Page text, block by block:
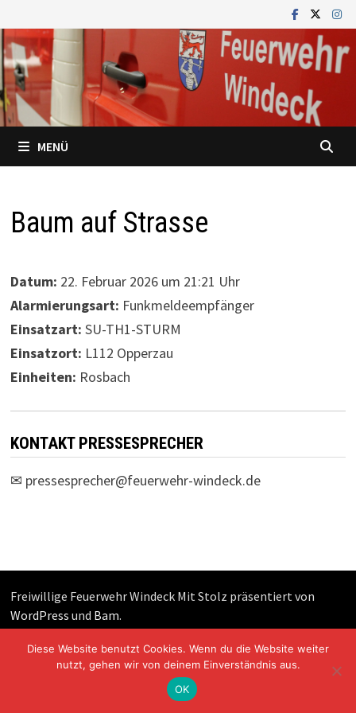
Inhalt
springen
MENÜ
Baum auf Strasse
Datum: 22. Februar 2026 um 21:21 Uhr
Alarmierungsart: Funkmeldeempfänger
Einsatzart: SU-TH1-STURM
Einsatzort: L112 Opperzau
Einheiten: Rosbach
KONTAKT PRESSESPRECHER
✉ pressesprecher@feuerwehr-windeck.de
Freiwillige Feuerwehr Windeck Mit Stolz präsentiert von
WordPress und Bam.
Diese Website benutzt Cookies. Wenn du die Website weiter
nutzt, gehen wir von deinem Einverständnis aus.
OK